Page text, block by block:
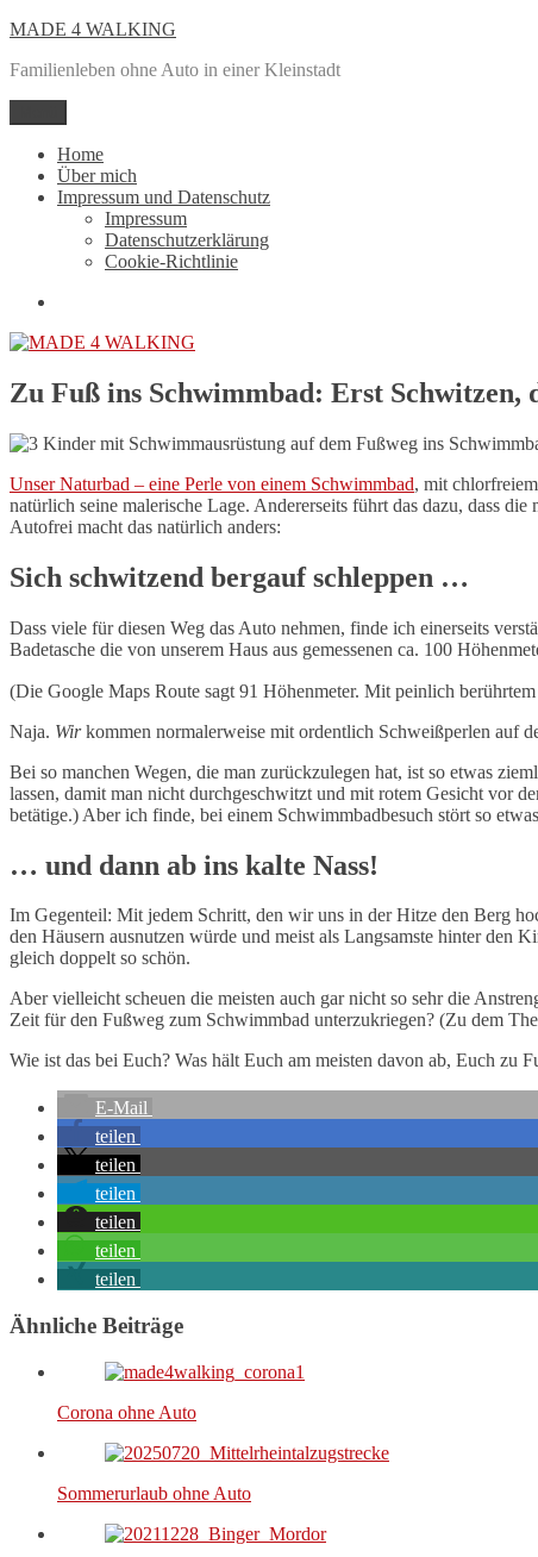
Zum
springen
MADE 4 WALKING
Familienleben ohne Auto in einer Kleinstadt
Home
Über mich
Impressum und Datenschutz
Impressum
Datenschutzerklärung
Cookie-Richtlinie
Zu Fuß ins Schwimmbad: Erst Schwitzen,
Unser Naturbad – eine Perle von einem Schwimmbad, mit
natürlich seine malerische Lage. Andererseits führt das dazu, dass
Autofrei macht das natürlich anders:
Sich schwitzend bergauf schleppen …
Dass viele für diesen Weg das Auto nehmen, finde ich einerseits
Badetasche die von unserem Haus aus gemessenen ca. 100
(Die Google Maps Route sagt 91 Höhenmeter. Mit peinlich
Naja. Wirkommen normalerweise mit ordentlich Schweißperlen auf
Bei so manchen Wegen, die man zurückzulegen hat, ist so etwas
lassen, damit man nicht durchgeschwitzt und mit rotem Gesicht vor
betätige.) Aber ich finde, bei einem Schwimmbadbesuch stört so
… und dann ab ins kalte Nass!
Im Gegenteil: Mit jedem Schritt, den wir uns in der Hitze den Berg
den Häusern ausnutzen würde und meist als Langsamste hinter den
gleich doppelt so schön.
Aber vielleicht scheuen die meisten auch gar nicht so sehr die
Zeit für den Fußweg zum Schwimmbad unterzukriegen? (Zu dem
Wie ist das bei Euch? Was hält Euch am meisten davon ab, Euch zu
E-Mail
teilen
teilen
teilen
teilen
teilen
teilen
Ähnliche Beiträge
Corona ohne Auto
Sommerurlaub ohne Auto